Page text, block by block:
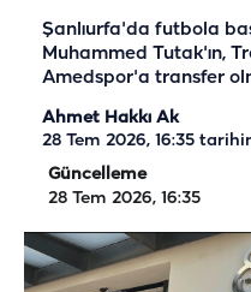
Şanlıurfa'da futbola
Muhammed Tutak'ın,
Amedspor'a transfer
Ahmet Hakkı Ak
28 Tem 2026, 16:35
Güncelleme
28 Tem 2026, 16:35